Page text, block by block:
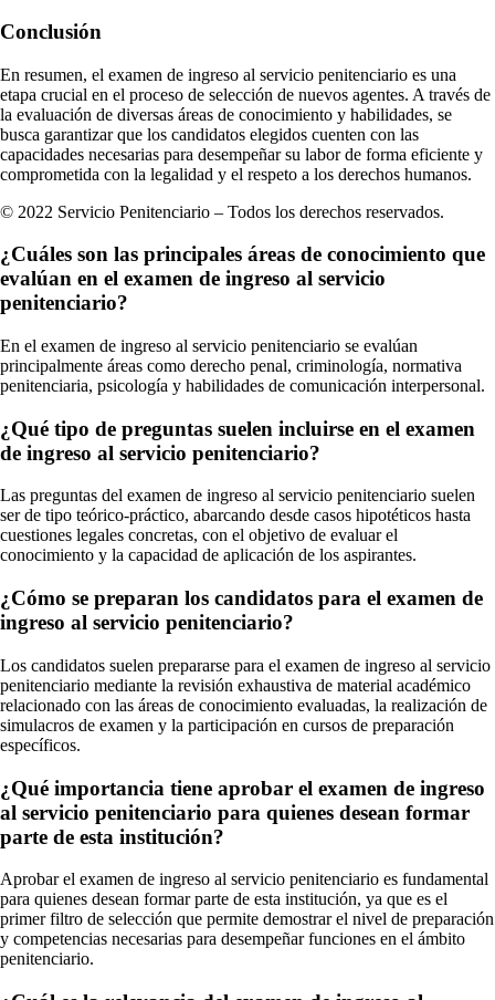
Conclusión
En resumen, el examen de ingreso al servicio penitenciario es una
etapa crucial en el proceso de selección de nuevos agentes. A través de
la evaluación de diversas áreas de conocimiento y habilidades, se
busca garantizar que los candidatos elegidos cuenten con las
capacidades necesarias para desempeñar su labor de forma eficiente y
comprometida con la legalidad y el respeto a los derechos humanos.
© 2022 Servicio Penitenciario – Todos los derechos reservados.
¿Cuáles son las principales áreas de conocimiento que
evalúan en el examen de ingreso al servicio
penitenciario?
En el examen de ingreso al servicio penitenciario se evalúan
principalmente áreas como derecho penal, criminología, normativa
penitenciaria, psicología y habilidades de comunicación interpersonal.
¿Qué tipo de preguntas suelen incluirse en el examen
de ingreso al servicio penitenciario?
Las preguntas del examen de ingreso al servicio penitenciario suelen
ser de tipo teórico-práctico, abarcando desde casos hipotéticos hasta
cuestiones legales concretas, con el objetivo de evaluar el
conocimiento y la capacidad de aplicación de los aspirantes.
¿Cómo se preparan los candidatos para el examen de
ingreso al servicio penitenciario?
Los candidatos suelen prepararse para el examen de ingreso al servicio
penitenciario mediante la revisión exhaustiva de material académico
relacionado con las áreas de conocimiento evaluadas, la realización de
simulacros de examen y la participación en cursos de preparación
específicos.
¿Qué importancia tiene aprobar el examen de ingreso
al servicio penitenciario para quienes desean formar
parte de esta institución?
Aprobar el examen de ingreso al servicio penitenciario es fundamental
para quienes desean formar parte de esta institución, ya que es el
primer filtro de selección que permite demostrar el nivel de preparación
y competencias necesarias para desempeñar funciones en el ámbito
penitenciario.